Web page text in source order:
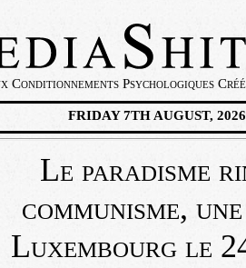
Conditionnements Psychologiques
FRIDAY 7TH AUGUST, 2026
Le paradisme
communisme,
Luxembourg le